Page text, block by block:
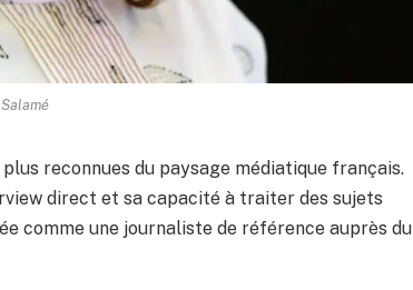
plus reconnues du paysage médiatique français.
direct et sa capacité à traiter des sujets
comme une journaliste de référence auprès du